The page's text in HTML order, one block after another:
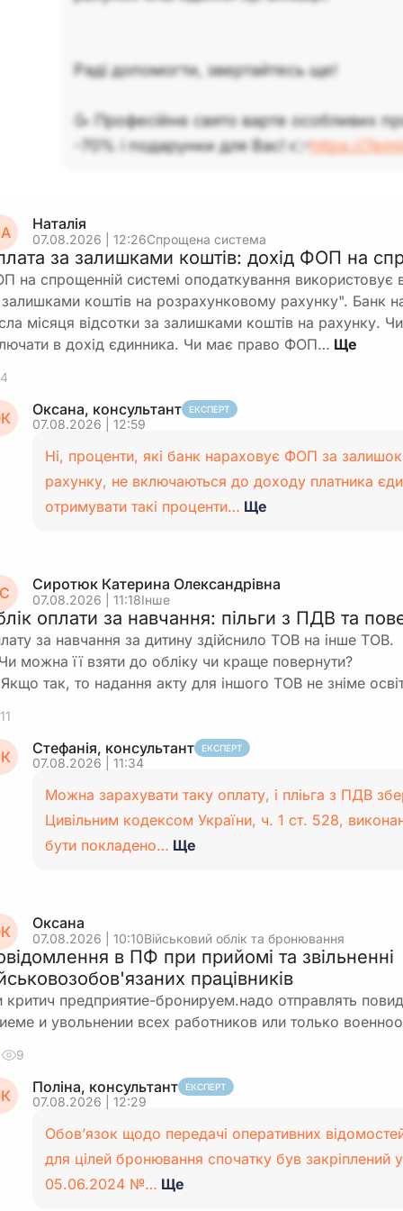
До заходу
Після завершення збору (10.07.2026 чи
У службовому приміщенні БО комісія
Складає акт із фіксацією дати, номера
касовий ордер.
Відображається надходження в касі та запис у
Перший робочий день після вихідних
– Здати готівку до банку згідно з договором і
касові операції.
За умови, що скриньку розкрито 10.07.2026:
Операція Дата Зміст
Оприбуткування
готівки зі
10.07.2026
Здавання готівки
до банку
рахунок
Фінальне рішення щодо конкретної дати розкриття
датою оприбуткування буде
, а до банку
перший робочий день за умови дотримання ліміту
Раді допомогти, звертайтесь ще!
🥳 Професійне свято варте особливих
-70% і подарунки для Вас! 👉https://
Наталія
07.08.2026 | 12:26Спрощена система
за залишками коштів: дохід ФОП на
на спрощенній системі оподаткування використовує
залишками коштів на розрахунковому рахунку". Банк
місяця відсотки за залишками коштів на рахунку.
в дохід єдинника. Чи має право ФОП…
4
Оксана, консультант ЕКСПЕРТ
07.08.2026 | 12:59
Ні, проценти, які банк нараховує ФОП за
рахунку, не включаються до доходу платника
отримувати такі проценти… Ще
Сиротюк Катерина Олександрівна
07.08.2026 | 11:18Інше
оплати за навчання: пільги з ПДВ та
за навчання за дитину здійснило ТОВ на інше ТОВ.
можна її взяти до обліку чи краще повернути?
так, то надання акту для іншого ТОВ не зніме
11
Стефанія, консультант ЕКСПЕРТ
07.08.2026 | 11:34
Можна зарахувати таку оплату, і пліьга з ПДВ
Цивільним кодексом України, ч. 1 ст. 528,
бути покладено… Ще
Оксана
07.08.2026 | 10:10Військовий облік та бронювання
в ПФ при прийомі та звільненні
працівників
критич предприятие-бронируем.надо отправлять
и увольнении всех работников или только
9
Поліна, консультант ЕКСПЕРТ
07.08.2026 | 12:29
Обов’язок щодо передачі оперативних
для цілей бронювання спочатку був закріплений
05.06.2024 №… Ще